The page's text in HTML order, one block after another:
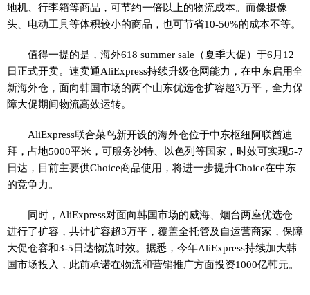
地机、行李箱等商品，可节约一倍以上的物流成本。而像摄像
头、电动工具等体积较小的商品，也可节省10-50%的成本不等。
值得一提的是，海外618 summer sale（夏季大促）于6月12
日正式开卖。速卖通AliExpress持续升级仓网能力，在中东启用全
新海外仓，面向韩国市场的两个山东优选仓扩容超3万平，全力保
障大促期间物流高效运转。
AliExpress联合菜鸟新开设的海外仓位于中东枢纽阿联酋迪
拜，占地5000平米，可服务沙特、以色列等国家，时效可实现5-7
日达，目前主要供Choice商品使用，将进一步提升Choice在中东
的竞争力。
同时，AliExpress对面向韩国市场的威海、烟台两座优选仓
进行了扩容，共计扩容超3万平，覆盖全托管及自运营商家，保障
大促仓容和3-5日达物流时效。据悉，今年AliExpress持续加大韩
国市场投入，此前承诺在物流和营销推广方面投资1000亿韩元。